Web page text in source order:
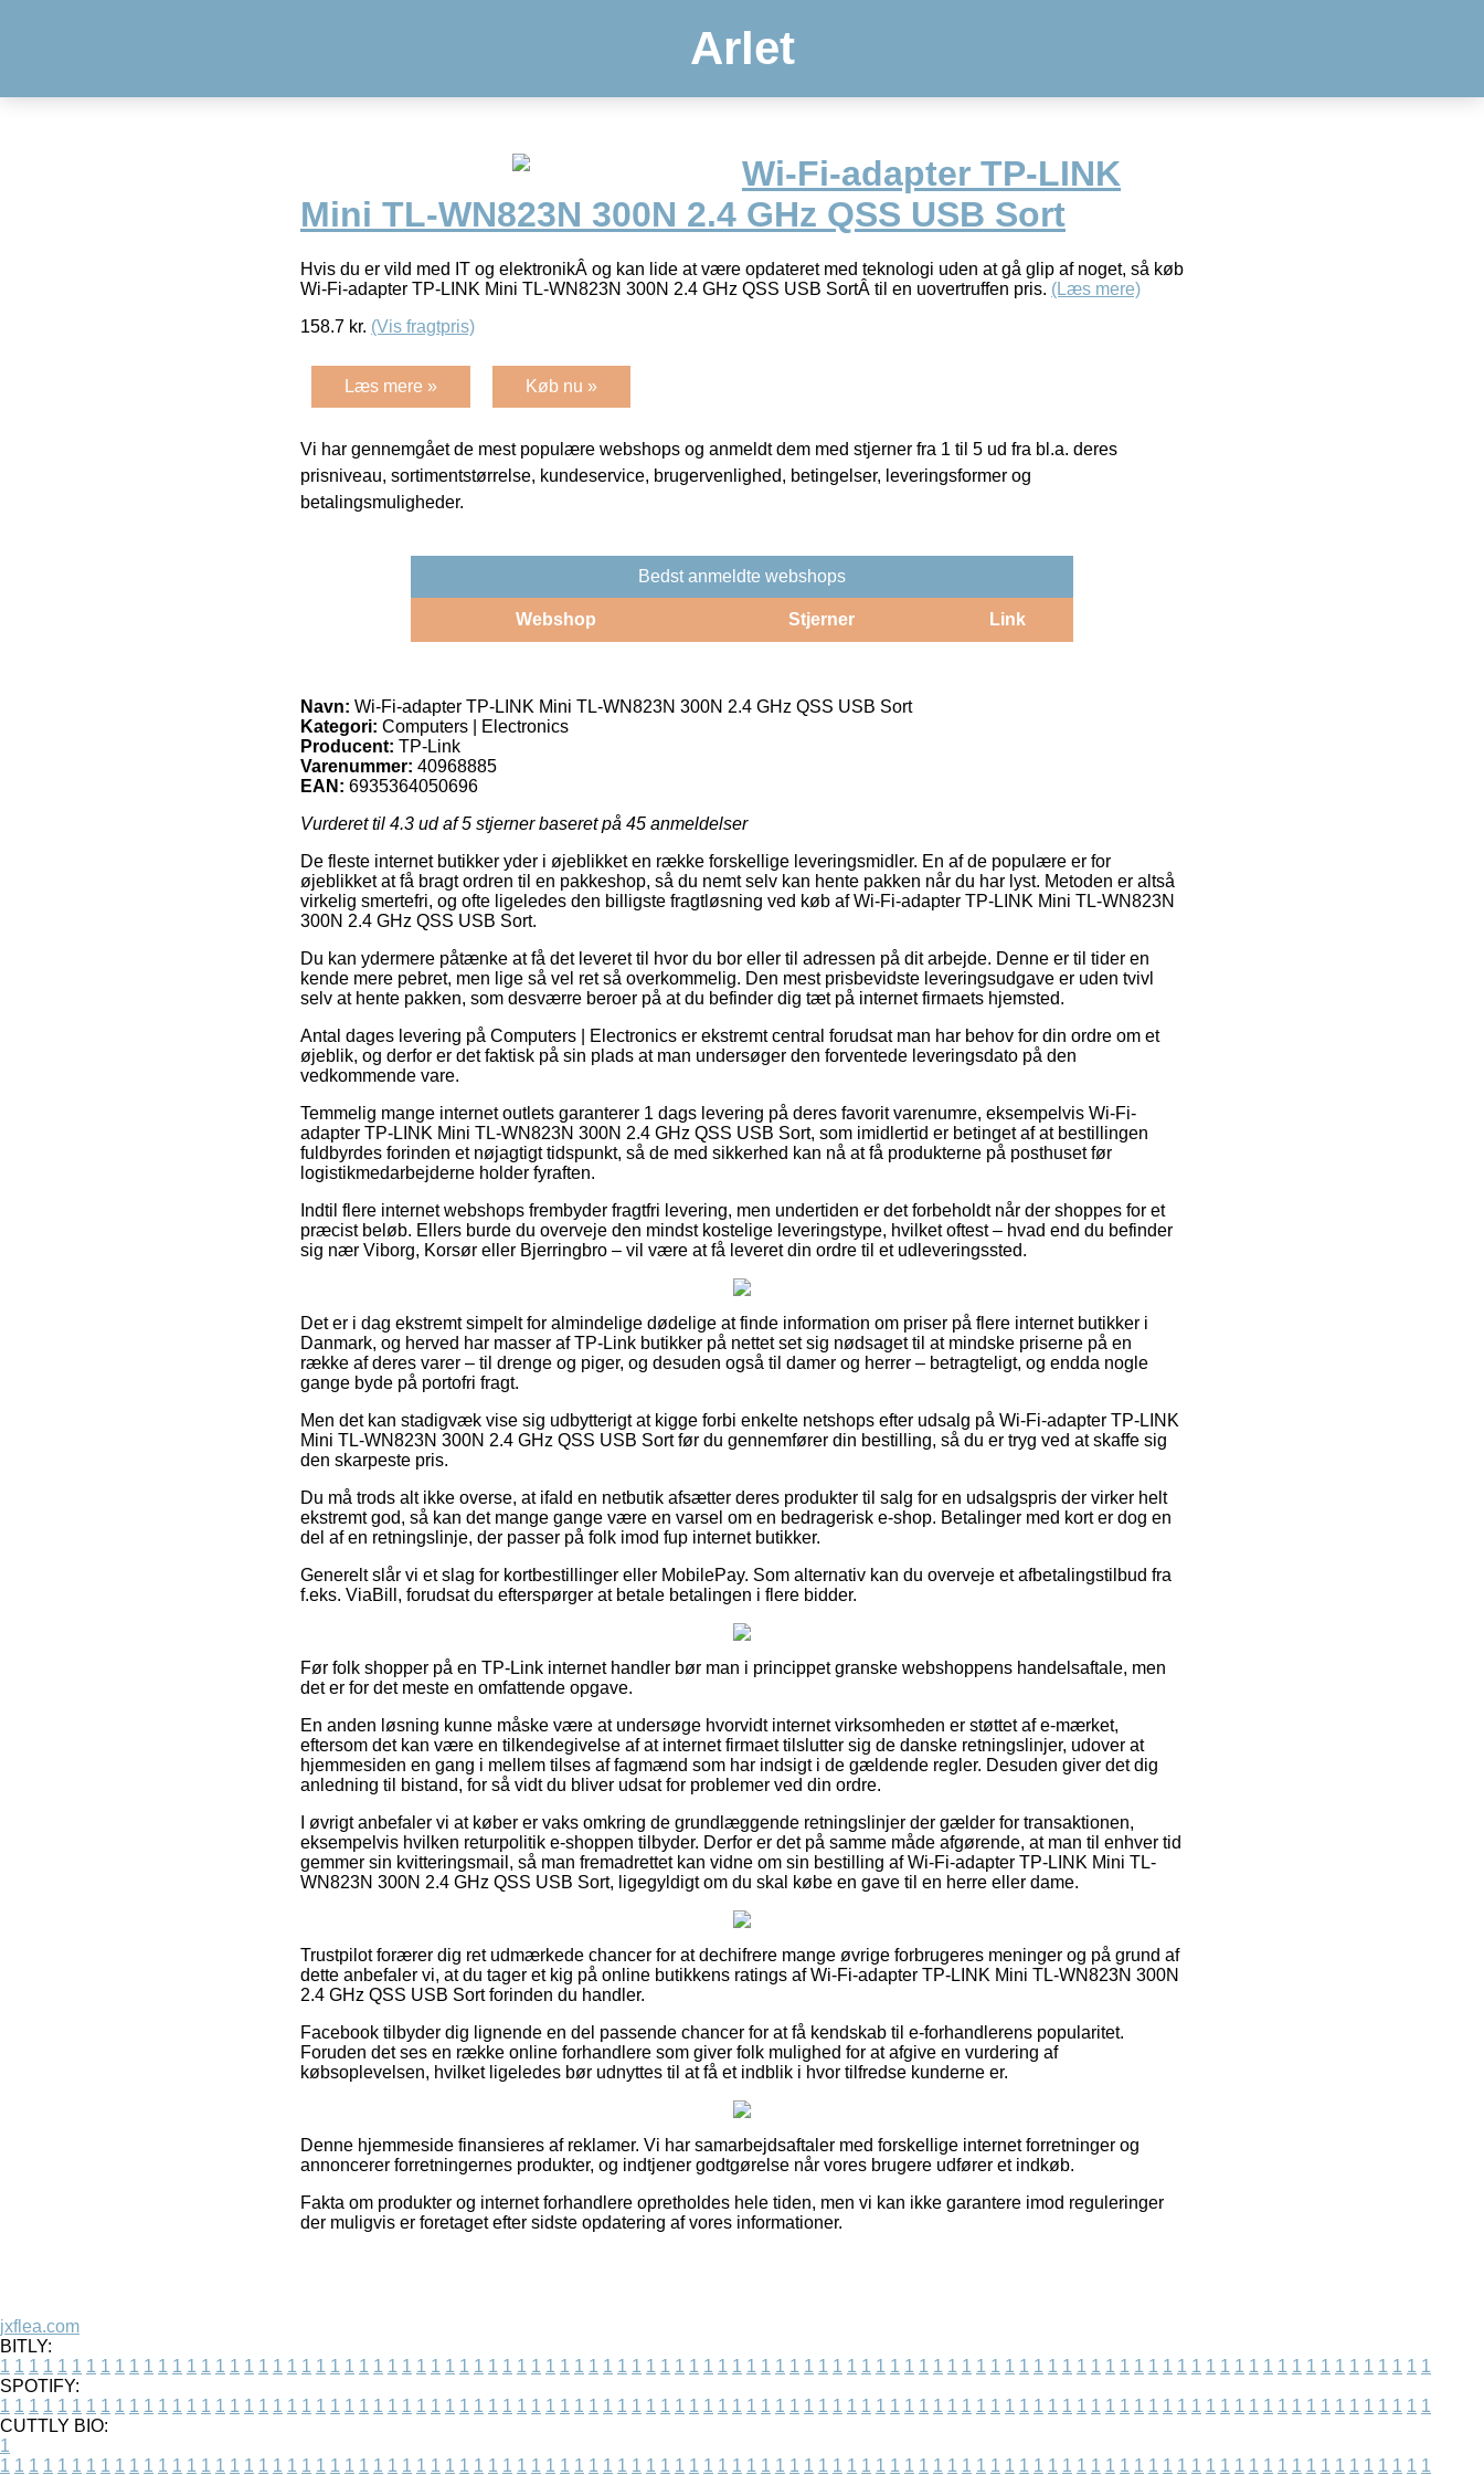
Arlet
Wi-Fi-adapter TP-LINK
Mini TL-WN823N 300N 2.4 GHz QSS USB Sort
Hvis du er vild med IT og elektronikÂ og kan lide at være opdateret med teknologi uden at gå glip af noget, så køb
Wi-Fi-adapter TP-LINK Mini TL-WN823N 300N 2.4 GHz QSS USB SortÂ til en uovertruffen pris. (Læs mere)
158.7 kr. (Vis fragtpris)
Læs mere » Køb nu »
Vi har gennemgået de mest populære webshops og anmeldt dem med stjerner fra 1 til 5 ud fra bl.a. deres
prisniveau, sortimentstørrelse, kundeservice, brugervenlighed, betingelser, leveringsformer og
betalingsmuligheder.
Bedst anmeldte webshops
Webshop Stjerner Link
Navn: Wi-Fi-adapter TP-LINK Mini TL-WN823N 300N 2.4 GHz QSS USB Sort
Kategori: Computers | Electronics
Producent: TP-Link
Varenummer: 40968885
EAN: 6935364050696
Vurderet til 4.3 ud af 5 stjerner baseret på 45 anmeldelser
De fleste internet butikker yder i øjeblikket en række forskellige leveringsmidler. En af de populære er for
øjeblikket at få bragt ordren til en pakkeshop, så du nemt selv kan hente pakken når du har lyst. Metoden er altså
virkelig smertefri, og ofte ligeledes den billigste fragtløsning ved køb af Wi-Fi-adapter TP-LINK Mini TL-WN823N
300N 2.4 GHz QSS USB Sort.
Du kan ydermere påtænke at få det leveret til hvor du bor eller til adressen på dit arbejde. Denne er til tider en
kende mere pebret, men lige så vel ret så overkommelig. Den mest prisbevidste leveringsudgave er uden tvivl
selv at hente pakken, som desværre beroer på at du befinder dig tæt på internet firmaets hjemsted.
Antal dages levering på Computers | Electronics er ekstremt central forudsat man har behov for din ordre om et
øjeblik, og derfor er det faktisk på sin plads at man undersøger den forventede leveringsdato på den
vedkommende vare.
Temmelig mange internet outlets garanterer 1 dags levering på deres favorit varenumre, eksempelvis Wi-Fi-
adapter TP-LINK Mini TL-WN823N 300N 2.4 GHz QSS USB Sort, som imidlertid er betinget af at bestillingen
fuldbyrdes forinden et nøjagtigt tidspunkt, så de med sikkerhed kan nå at få produkterne på posthuset før
logistikmedarbejderne holder fyraften.
Indtil flere internet webshops frembyder fragtfri levering, men undertiden er det forbeholdt når der shoppes for et
præcist beløb. Ellers burde du overveje den mindst kostelige leveringstype, hvilket oftest – hvad end du befinder
sig nær Viborg, Korsør eller Bjerringbro – vil være at få leveret din ordre til et udleveringssted.
Det er i dag ekstremt simpelt for almindelige dødelige at finde information om priser på flere internet butikker i
Danmark, og herved har masser af TP-Link butikker på nettet set sig nødsaget til at mindske priserne på en
række af deres varer – til drenge og piger, og desuden også til damer og herrer – betragteligt, og endda nogle
gange byde på portofri fragt.
Men det kan stadigvæk vise sig udbytterigt at kigge forbi enkelte netshops efter udsalg på Wi-Fi-adapter TP-LINK
Mini TL-WN823N 300N 2.4 GHz QSS USB Sort før du gennemfører din bestilling, så du er tryg ved at skaffe sig
den skarpeste pris.
Du må trods alt ikke overse, at ifald en netbutik afsætter deres produkter til salg for en udsalgspris der virker helt
ekstremt god, så kan det mange gange være en varsel om en bedragerisk e-shop. Betalinger med kort er dog en
del af en retningslinje, der passer på folk imod fup internet butikker.
Generelt slår vi et slag for kortbestillinger eller MobilePay. Som alternativ kan du overveje et afbetalingstilbud fra
f.eks. ViaBill, forudsat du efterspørger at betale betalingen i flere bidder.
Før folk shopper på en TP-Link internet handler bør man i princippet granske webshoppens handelsaftale, men
det er for det meste en omfattende opgave.
En anden løsning kunne måske være at undersøge hvorvidt internet virksomheden er støttet af e-mærket,
eftersom det kan være en tilkendegivelse af at internet firmaet tilslutter sig de danske retningslinjer, udover at
hjemmesiden en gang i mellem tilses af fagmænd som har indsigt i de gældende regler. Desuden giver det dig
anledning til bistand, for så vidt du bliver udsat for problemer ved din ordre.
I øvrigt anbefaler vi at køber er vaks omkring de grundlæggende retningslinjer der gælder for transaktionen,
eksempelvis hvilken returpolitik e-shoppen tilbyder. Derfor er det på samme måde afgørende, at man til enhver tid
gemmer sin kvitteringsmail, så man fremadrettet kan vidne om sin bestilling af Wi-Fi-adapter TP-LINK Mini TL-
WN823N 300N 2.4 GHz QSS USB Sort, ligegyldigt om du skal købe en gave til en herre eller dame.
Trustpilot forærer dig ret udmærkede chancer for at dechifrere mange øvrige forbrugeres meninger og på grund af
dette anbefaler vi, at du tager et kig på online butikkens ratings af Wi-Fi-adapter TP-LINK Mini TL-WN823N 300N
2.4 GHz QSS USB Sort forinden du handler.
Facebook tilbyder dig lignende en del passende chancer for at få kendskab til e-forhandlerens popularitet.
Foruden det ses en række online forhandlere som giver folk mulighed for at afgive en vurdering af
købsoplevelsen, hvilket ligeledes bør udnyttes til at få et indblik i hvor tilfredse kunderne er.
Denne hjemmeside finansieres af reklamer. Vi har samarbejdsaftaler med forskellige internet forretninger og
annoncerer forretningernes produkter, og indtjener godtgørelse når vores brugere udfører et indkøb.
Fakta om produkter og internet forhandlere opretholdes hele tiden, men vi kan ikke garantere imod reguleringer
der muligvis er foretaget efter sidste opdatering af vores informationer.
jxflea.com
BITLY:
1 1 1 1 1 1 1 1 1 1 1 1 1 1 1 1 1 1 1 1 1 1 1 1 1 1 1 1 1 1 1 1 1 1 1 1 1 1 1 1 1 1 1 1 1 1 1 1 1 1 1 1 1 1 1 1 1 1 1 1 1 1 1 1 1 1 1 1 1 1 1 1 1 1 1 1 1 1 1 1 1 1 1 1 1 1 1 1 1 1 1 1 1 1 1 1 1 1 1 1
SPOTIFY:
1 1 1 1 1 1 1 1 1 1 1 1 1 1 1 1 1 1 1 1 1 1 1 1 1 1 1 1 1 1 1 1 1 1 1 1 1 1 1 1 1 1 1 1 1 1 1 1 1 1 1 1 1 1 1 1 1 1 1 1 1 1 1 1 1 1 1 1 1 1 1 1 1 1 1 1 1 1 1 1 1 1 1 1 1 1 1 1 1 1 1 1 1 1 1 1 1 1 1 1
CUTTLY BIO:
1
1 1 1 1 1 1 1 1 1 1 1 1 1 1 1 1 1 1 1 1 1 1 1 1 1 1 1 1 1 1 1 1 1 1 1 1 1 1 1 1 1 1 1 1 1 1 1 1 1 1 1 1 1 1 1 1 1 1 1 1 1 1 1 1 1 1 1 1 1 1 1 1 1 1 1 1 1 1 1 1 1 1 1 1 1 1 1 1 1 1 1 1 1 1 1 1 1 1 1 1